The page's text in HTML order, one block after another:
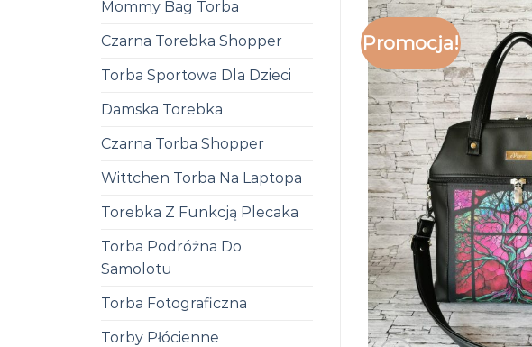
Mommy Bag Torba
Czarna Torebka Shopper
Torba Sportowa Dla Dzieci
Damska Torebka
Czarna Torba Shopper
Wittchen Torba Na Laptopa
Torebka Z Funkcją Plecaka
Torba Podróżna Do
Samolotu
Torba Fotograficzna
Torby Płócienne
Promocja!